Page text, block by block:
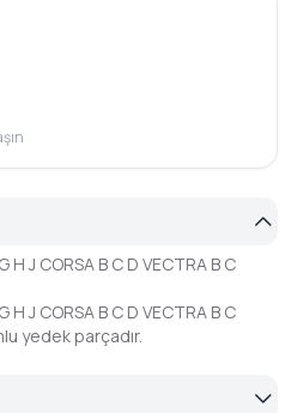
H J CORSA B C D VECTRA B C
H J CORSA B C D VECTRA B C
yedek parçadır.